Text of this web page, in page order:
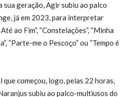
sua geração,Agirsubiu ao palco
já em 2023, para interpretar
ao Fim”, “Constelações”, “Minha
”, “Parte-me o Pescoço”ou “Tempo é
quecomeçou, logo, pelas 22 horas,
s subiu ao palco-multiusos do